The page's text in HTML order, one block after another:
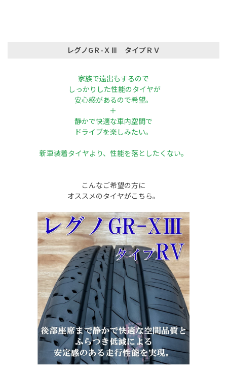
レグノGＲ-ＸⅢ タイプＲＶ
家族で遠出もするので
しっかりした性能のタイヤが
安心感があるので希望。
＋
静かで快適な車内空間で
ドライブを楽しみたい。
新車装着タイヤより、性能を落としたくない。
こんなご希望の方に
オススメのタイヤがこちら。